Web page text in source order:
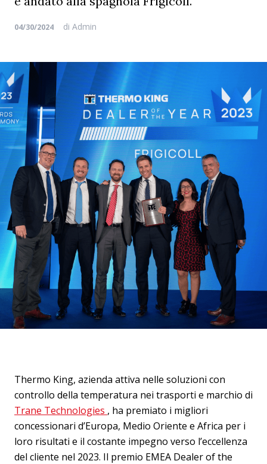
04/30/2024 di Admin
Thermo King, azienda attiva nelle soluzioni con
controllo della temperatura nei trasporti e marchio di
Trane Technologies , ha premiato i migliori
concessionari d’Europa, Medio Oriente e Africa per i
loro risultati e il costante impegno verso l’eccellenza
del cliente nel 2023. Il premio EMEA Dealer of the